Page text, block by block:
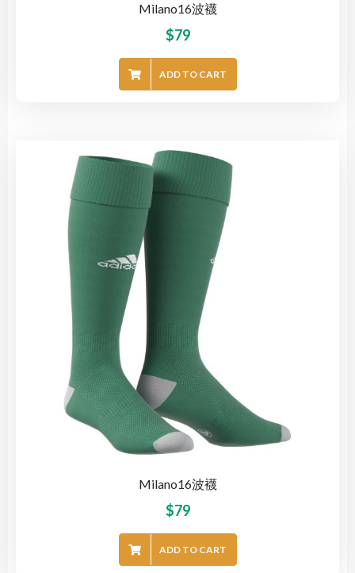
Milano16波襪
$79
ADD TO CART
Milano16波襪
$79
ADD TO CART